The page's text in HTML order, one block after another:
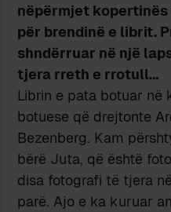
nëpërmjet
për brendinë e librit.
shndërruar në një
tjera rreth e rrotull…
Librin e pata botuar në
botuese që drejtonte
Bezenberg. Kam
bërë Juta, që është
disa fotografi të tjera
parë. Ajo e ka kuruar